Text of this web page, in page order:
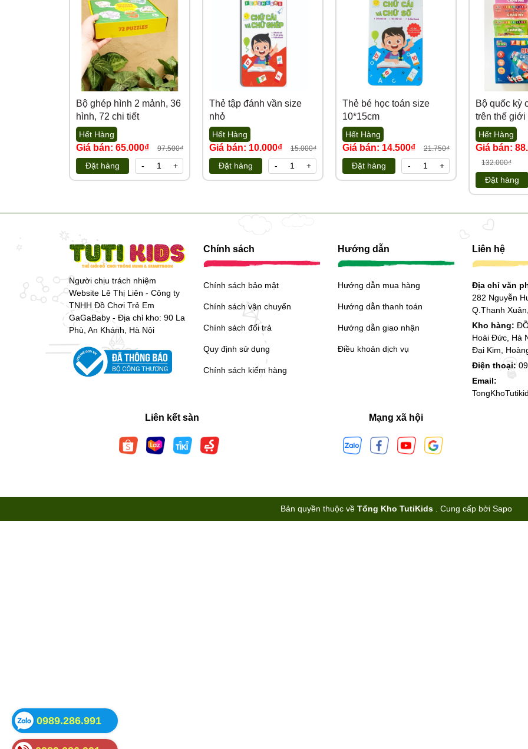
Bộ ghép hình 2 mảnh, 36
hình, 72 chi tiết
Hết Hàng
Giá bán: 65.000₫ 97.500₫
Đặt hàng - +
Thẻ tập đánh vần size
nhỏ
Hết Hàng
Giá bán: 10.000₫ 15.000₫
Đặt hàng - +
Thẻ bé học toán size
10*15cm
Hết Hàng
Giá bán: 14.500₫ 21.750₫
Đặt hàng - +
Bộ quốc kỳ
trên thế giới
Hết Hàng
Giá bán:
132.000₫
Đặt hàng
Người chịu trách nhiệm
Website Lê Thị Liên - Công ty
TNHH Đồ Chơi Trẻ Em
GaGaBaby - Địa chỉ kho: 90 La
Phù, An Khánh, Hà Nội
Chính sách
Chính sách bảo mật
Chính sách vận chuyển
Chính sách đổi trả
Quy định sử dụng
Chính sách kiểm hàng
Hướng dẫn
Hướng dẫn mua hàng
Hướng dẫn thanh toán
Hướng dẫn giao nhận
Điều khoản dịch vụ
Liên hệ
Địa chỉ văn
282 Nguyễn
Q.Thanh
Kho hàng:
Hoài Đức, Hà
Đại Kim,
Điện thoại:
Email:
Liên kết sàn Mạng xã hội
Bản quyền thuộc về Tổng Kho TutiKids Cung cấp bởi Sapo
0989.286.991